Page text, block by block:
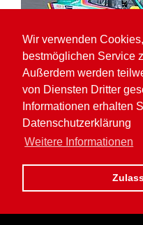
Wir verwenden
bestmöglichen Service
Außerdem werden
von Diensten Dritter
Informationen erhalten
Datenschutzerklärung
Weitere Informationen
Pole Position und
Kaufmann in der VLN
Zum zweiten Mal in Folge